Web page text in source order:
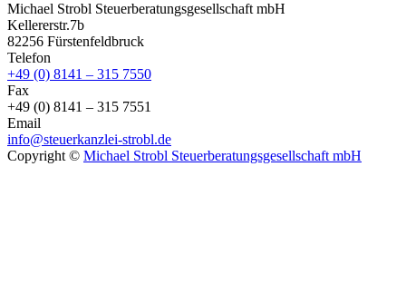
Michael Strobl Steuerberatungsgesellschaft mbH
Kellererstr.7b
82256 Fürstenfeldbruck
Telefon
+49 (0) 8141 – 315 7550
Fax
+49 (0) 8141 – 315 7551
Email
info@steuerkanzlei-strobl.de
Copyright © Michael Strobl Steuerberatungsgesellschaft mbH